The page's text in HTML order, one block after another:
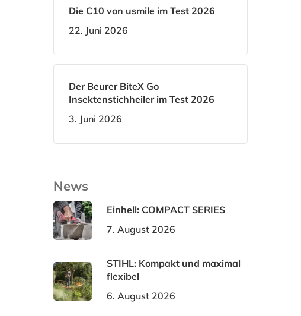
Die C10 von usmile im Test 2026
22. Juni 2026
Der Beurer BiteX Go
Insektenstichheiler im Test 2026
3. Juni 2026
News
Einhell: COMPACT SERIES
7. August 2026
STIHL: Kompakt und maximal
flexibel
6. August 2026